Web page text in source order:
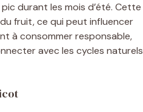
durant les mois d’été. Cette
du fruit, ce qui peut influencer
à consommer responsable,
avec les cycles naturels